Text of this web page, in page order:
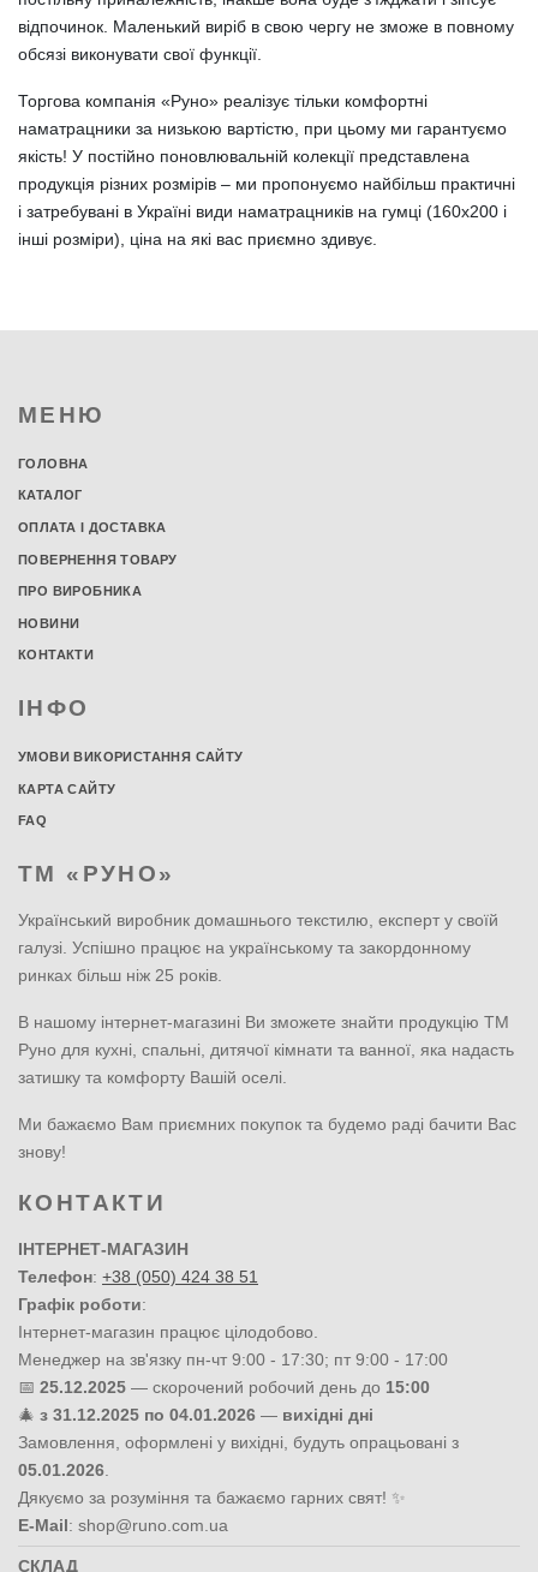
відпочинок. Маленький виріб в свою чергу не зможе в повному
обсязі виконувати свої функції.
Торгова компанія «Руно» реалізує тільки комфортні
наматрацники за низькою вартістю, при цьому ми гарантуємо
якість! У постійно поновлювальній колекції представлена
продукція різних розмірів – ми пропонуємо найбільш практичні
і затребувані в Україні види наматрацників на гумці (160х200 і
інші розміри), ціна на які вас приємно здивує.
МЕНЮ
ГОЛОВНА
КАТАЛОГ
ОПЛАТА І ДОСТАВКА
ПОВЕРНЕННЯ ТОВАРУ
ПРО ВИРОБНИКА
НОВИНИ
КОНТАКТИ
ІНФО
УМОВИ ВИКОРИСТАННЯ САЙТУ
КАРТА САЙТУ
FAQ
ТМ «РУНО»
Український виробник домашнього текстилю, експерт у своїй
галузі. Успішно працює на українському та закордонному
ринках більш ніж 25 років.
В нашому інтернет-магазині Ви зможете знайти продукцію ТМ
Руно для кухні, спальні, дитячої кімнати та ванної, яка надасть
затишку та комфорту Вашій оселі.
Ми бажаємо Вам приємних покупок та будемо раді бачити Вас
знову!
КОНТАКТИ
ІНТЕРНЕТ-МАГАЗИН
Телефон: +38 (050) 424 38 51
Графік роботи:
Інтернет-магазин працює цілодобово.
Менеджер на зв'язку пн-чт 9:00 - 17:30; пт 9:00 - 17:00
📅 25.12.2025 — скорочений робочий день до 15:00
🎄 з 31.12.2025 по 04.01.2026 — вихідні дні
Замовлення, оформлені у вихідні, будуть опрацьовані з
05.01.2026
Дякуємо за розуміння та бажаємо гарних свят! ✨
E-Mail: shop@runo.com.ua
СКЛАД